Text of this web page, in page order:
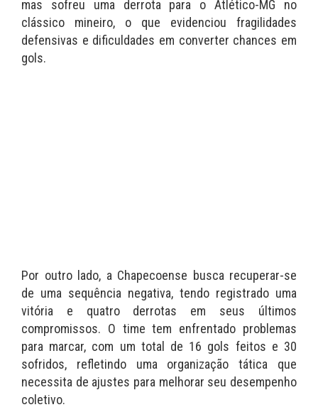
mas sofreu uma derrota para o Atlético-MG no
clássico mineiro, o que evidenciou fragilidades
defensivas e dificuldades em converter chances em
gols.
Por outro lado, a Chapecoense busca recuperar-se
de uma sequência negativa, tendo registrado uma
vitória e quatro derrotas em seus últimos
compromissos. O time tem enfrentado problemas
para marcar, com um total de 16 gols feitos e 30
sofridos, refletindo uma organização tática que
necessita de ajustes para melhorar seu desempenho
coletivo.